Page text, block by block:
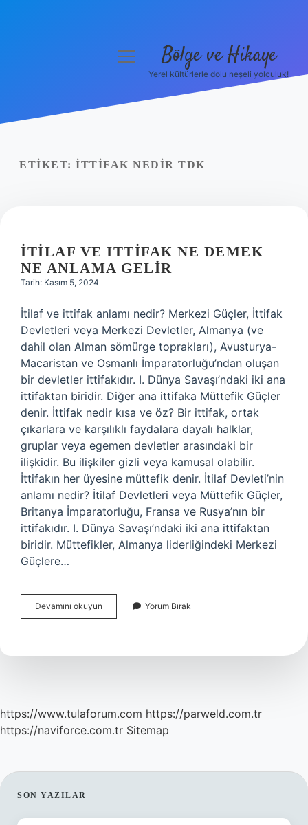
Yasal Uyarı
menüyü
Bölge ve Hikaye
Yerel kültürlerle dolu neşeli yolculuk!
ETIKET: İTTIFAK NEDIR TDK
İTILAF VE ITTIFAK NE DEMEK
NE ANLAMA GELIR
Tarih: Kasım 5, 2024
İtilaf ve ittifak anlamı nedir? Merkezi Güçler, İttifak
Devletleri veya Merkezi Devletler, Almanya (ve
dahil olan Alman sömürge toprakları), Avusturya-
Macaristan ve Osmanlı İmparatorluğu’ndan oluşan
bir devletler ittifakıdır. I. Dünya Savaşı’ndaki iki ana
ittifaktan biridir. Diğer ana ittifaka Müttefik Güçler
denir. İttifak nedir kısa ve öz? Bir ittifak, ortak
çıkarlara ve karşılıklı faydalara dayalı halklar,
gruplar veya egemen devletler arasındaki bir
ilişkidir. Bu ilişkiler gizli veya kamusal olabilir.
İttifakın her üyesine müttefik denir. İtilaf Devleti’nin
anlamı nedir? İtilaf Devletleri veya Müttefik Güçler,
Britanya İmparatorluğu, Fransa ve Rusya’nın bir
ittifakıdır. I. Dünya Savaşı’ndaki iki ana ittifaktan
biridir. Müttefikler, Almanya liderliğindeki Merkezi
Güçlere…
Devamını okuyun
Ve
Demek
Yorum Bırak
https://www.tulaforum.com https://parweld.com.tr
https://naviforce.com.tr Sitemap
SIDEBAR
SON YAZILAR